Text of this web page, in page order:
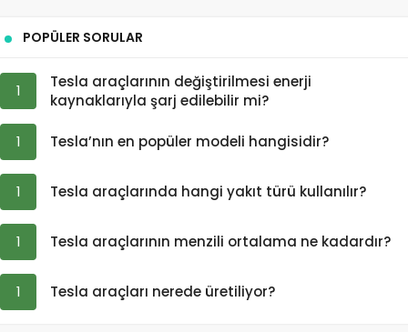
POPÜLER SORULAR
1
Tesla araçlarının değiştirilmesi enerji
kaynaklarıyla şarj edilebilir mi?
1 Tesla’nın en popüler modeli hangisidir?
1 Tesla araçlarında hangi yakıt türü kullanılır?
1 Tesla araçlarının menzili ortalama ne kadardır?
1 Tesla araçları nerede üretiliyor?